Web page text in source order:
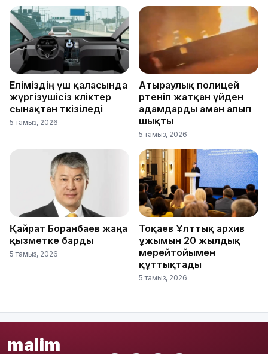
Еліміздің үш қаласында
жүргізушісіз көліктер
сынақтан өткізіледі
5 тамыз, 2026
Атыраулық полицей
өртеніп жатқан үйден
адамдарды аман алып
шықты
5 тамыз, 2026
Қайрат Боранбаев жаңа
қызметке барды
5 тамыз, 2026
Тоқаев Ұлттық архив
ұжымын 20 жылдық
мерейтойымен
құттықтады
5 тамыз, 2026
malim